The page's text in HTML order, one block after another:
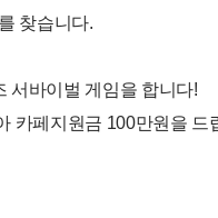
찾습니다.
서바이벌 게임을 합니다!
카페지원금 100만원을 드